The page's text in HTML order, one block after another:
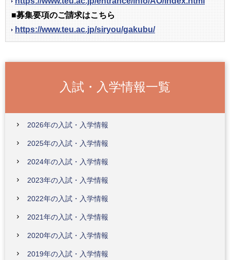
■募集要項のご請求はこちら
https://www.teu.ac.jp/siryou/gakubu/
入試・入学情報一覧
2026年の入試・入学情報
2025年の入試・入学情報
2024年の入試・入学情報
2023年の入試・入学情報
2022年の入試・入学情報
2021年の入試・入学情報
2020年の入試・入学情報
2019年の入試・入学情報